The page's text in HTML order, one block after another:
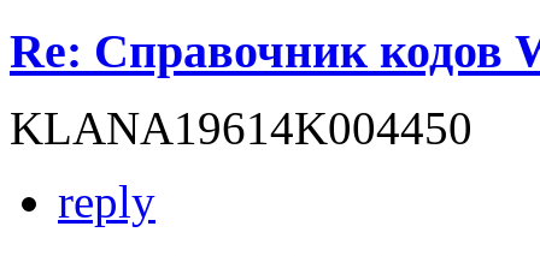
Re: Справочник кодов
KLANA19614K004450
reply